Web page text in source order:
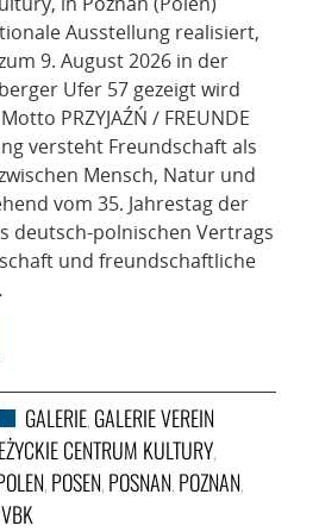
Ausstellung realisiert,
9. August 2026 in der
Ufer 57 gezeigt wird
PRZYJAŹŃ / FREUNDE
versteht Freundschaft als
Mensch, Natur und
vom 35. Jahrestag der
deutsch-polnischen Vertrags
und freundschaftliche
GALERIE, GALERIE VEREIN
CENTRUM KULTURY,
, POSEN, POSNAN, POZNAN,
VBK